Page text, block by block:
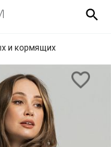
и кормящих